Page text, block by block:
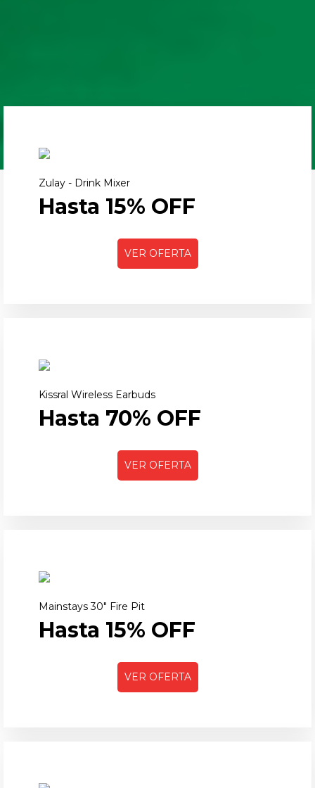
Zulay - Drink Mixer
Hasta 15% OFF
VER OFERTA
Kissral Wireless Earbuds
Hasta 70% OFF
VER OFERTA
Mainstays 30" Fire Pit
Hasta 15% OFF
VER OFERTA